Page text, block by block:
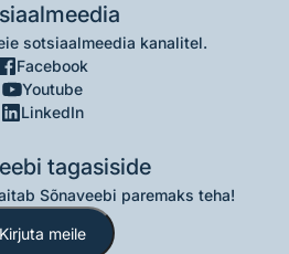
sotsiaalmeedia kanalitel.
Facebook
Youtube
LinkedIn
tagasiside
Sõnaveebi paremaks teha!
Kirjuta meile